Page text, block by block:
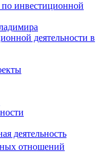
по инвестиционной
деятельности в
деятельность
отношений